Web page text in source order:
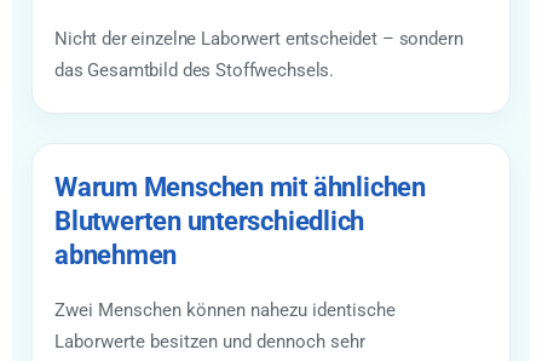
Nicht der einzelne Laborwert entscheidet – sondern
das Gesamtbild des Stoffwechsels.
Warum Menschen mit ähnlichen
Blutwerten unterschiedlich
abnehmen
Zwei Menschen können nahezu identische
Laborwerte besitzen und dennoch sehr